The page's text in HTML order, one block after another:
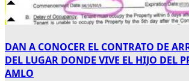
DAN A CONOCER EL CONTRATO DE
DEL LUGAR DONDE VIVE EL HIJO DEL
AMLO